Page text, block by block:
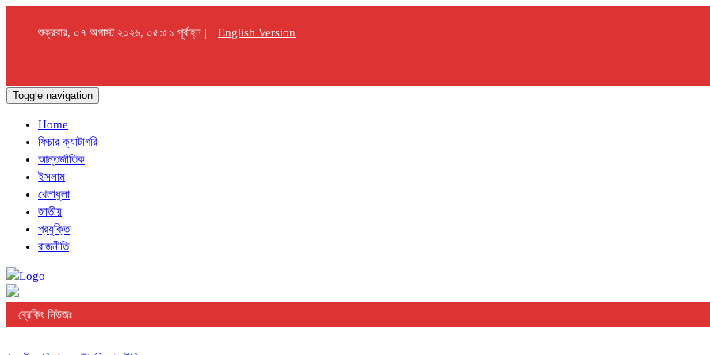
শুক্রবার, ০৭ অগাস্ট ২০২৬, ০৫:৫১ পূর্বাহ্ন | English Version
Toggle navigation
Home
ফিচার ক্যাটাগরি
আন্তর্জাতিক
ইসলাম
খেলাধুলা
জাতীয়
প্রযুক্তি
রাজনীতি
ব্রেকিং নিউজঃ